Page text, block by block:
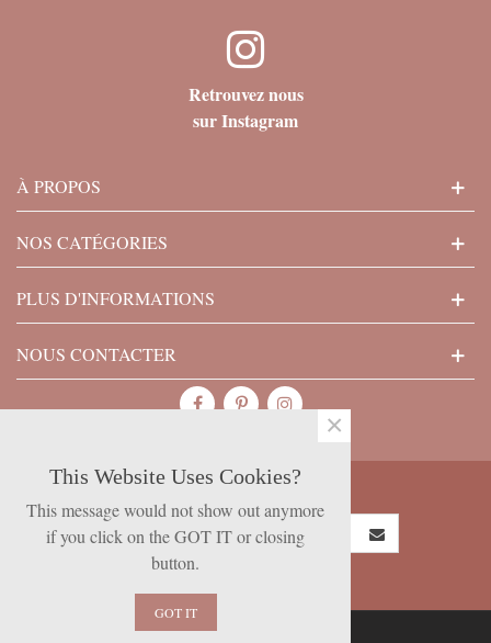
Retrouvez nous
sur Instagram
À PROPOS
NOS CATÉGORIES
PLUS D'INFORMATIONS
NOUS CONTACTER
SUBSCRIBE NOW
This Website Uses Cookies?
This message would not show out anymore
if you click on the GOT IT or closing
button.
GOT IT
×